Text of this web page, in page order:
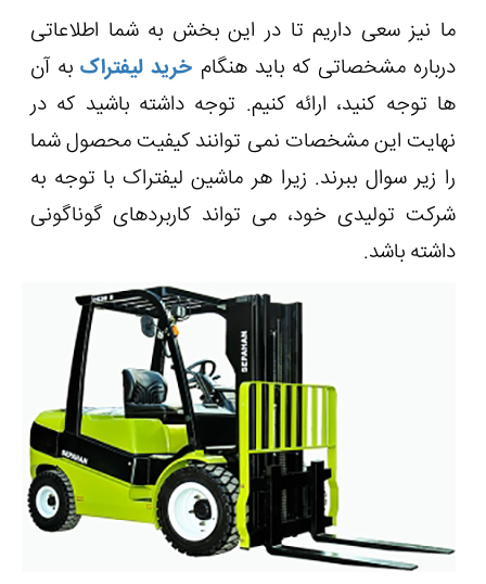
ما نیز سعی داریم تا در این بخش به شما اطلاعاتی
درباره مشخصاتی که باید هنگام خرید لیفتراکبه آن
ها توجه کنید، ارائه کنیم. توجه داشته باشید که در
نهایت این مشخصات نمی توانند کیفیت محصول شما
را زیر سوال ببرند. زیرا هر ماشین لیفتراک با توجه به
شرکت تولیدی خود، می تواند کاربردهای گوناگونی
داشته باشد.